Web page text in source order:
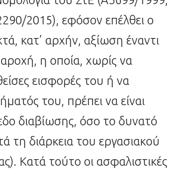
2015), εφόσον επέλθει ο
κατ’ αρχήν, αξίωση έναντι
η οποία, χωρίς να
εισφορές του ή να
του, πρέπει να είναι
διαβίωσης, όσο το δυνατό
τη διάρκεια του εργασιακού
Κατά τούτο οι ασφαλιστικές